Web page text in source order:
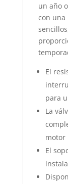
un año
con una
El
para
La
motor
El